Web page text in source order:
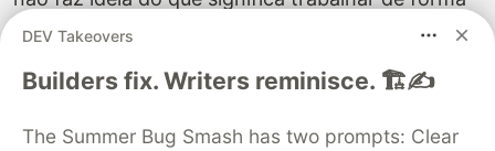
pareada. Que não entende absolutamente nada
quando algo dá errado, coloca toda culpa em
DEV Takeovers
Builders fix. Writers reminisce. 🏗️✍️
The Summer Bug Smash has two prompts: Clear